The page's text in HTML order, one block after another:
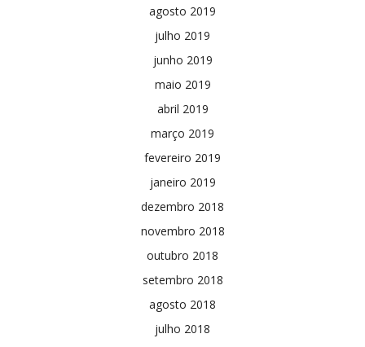
agosto 2019
julho 2019
junho 2019
maio 2019
abril 2019
março 2019
fevereiro 2019
janeiro 2019
dezembro 2018
novembro 2018
outubro 2018
setembro 2018
agosto 2018
julho 2018